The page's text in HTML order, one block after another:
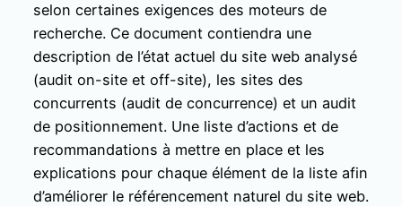
selon certaines exigences des moteurs de
recherche. Ce document contiendra une
description de l’état actuel du site web analysé
(audit on-site et off-site), les sites des
concurrents (audit de concurrence) et un audit
de positionnement. Une liste d’actions et de
recommandations à mettre en place et les
explications pour chaque élément de la liste afin
d’améliorer le référencement naturel du site web.